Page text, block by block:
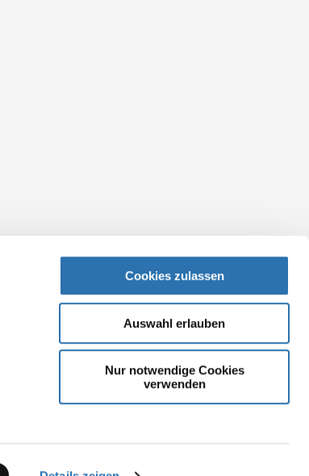
Cookies zulassen
Auswahl erlauben
Nur notwendige Cookies
verwenden